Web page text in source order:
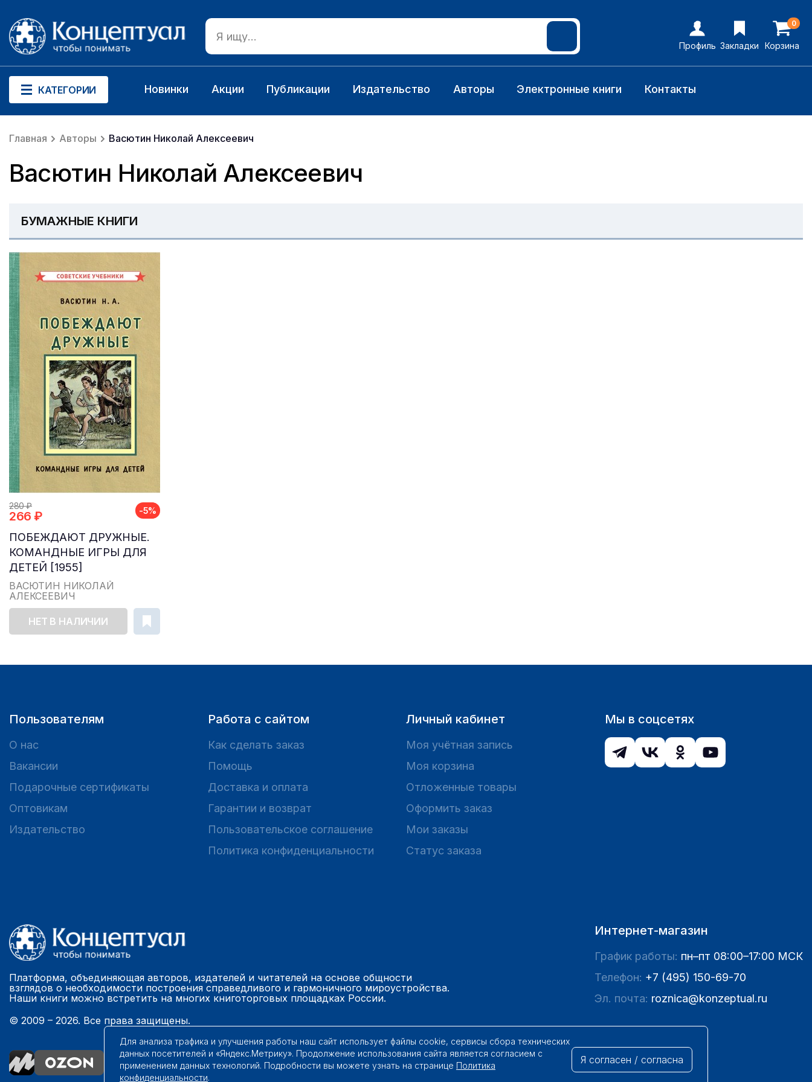
Профиль Закладки
0
Корзина
КАТЕГОРИИ Новинки Акции Публикации Издательство Авторы Электронные книги Контакты
Главная Авторы Васютин Николай Алексеевич
Васютин Николай Алексеевич
БУМАЖНЫЕ КНИГИ
280 ₽
266 ₽ -5%
ПОБЕЖДАЮТ ДРУЖНЫЕ.
КОМАНДНЫЕ ИГРЫ ДЛЯ
ДЕТЕЙ [1955]
ВАСЮТИН НИКОЛАЙ
АЛЕКСЕЕВИЧ
НЕТ В НАЛИЧИИ
Пользователям
О нас
Вакансии
Подарочные сертификаты
Оптовикам
Издательство
Работа с сайтом
Как сделать заказ
Помощь
Доставка и оплата
Гарантии и возврат
Пользовательское соглашение
Политика конфиденциальности
Личный кабинет
Моя учётная запись
Моя корзина
Отложенные товары
Оформить заказ
Мои заказы
Статус заказа
Мы в соцсетях
Платформа, объединяющая авторов, издателей и читателей на основе общности
взглядов о необходимости построения справедливого и гармоничного мироустройства.
Наши книги можно встретить на многих книготорговых площадках России.
© 2009 – 2026. Все права защищены.
Интернет-магазин
График работы: пн–пт 08:00–17:00 МСК
Телефон: +7 (495) 150-69-70
Эл. почта: roznica@konzeptual.ru
Для анализа трафика и улучшения работы наш сайт использует файлы cookie, сервисы сбора технических
данных посетителей и «Яндекс.Метрику». Продолжение использования сайта является согласием с
применением данных технологий. Подробности вы можете узнать на странице Политика
конфиденциальности.
Я согласен / согласна